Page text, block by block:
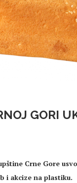
GORI
Crne Gore
i akcize na plastiku.